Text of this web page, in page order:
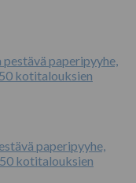
paperipyyhe,
kotitalouksien